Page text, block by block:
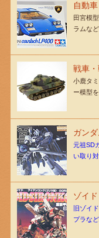
自動
田宮模
ラムな
戦車
小鹿タ
ー模型
ガンダ
元祖SD
い取り
ゾイド
旧ゾイ
プラな